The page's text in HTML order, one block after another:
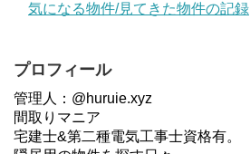
気になる物件/見てきた物件の記録
プロフィール
管理人：@huruie.xyz
間取りマニア
宅建士&第二種電気工事士資格有。